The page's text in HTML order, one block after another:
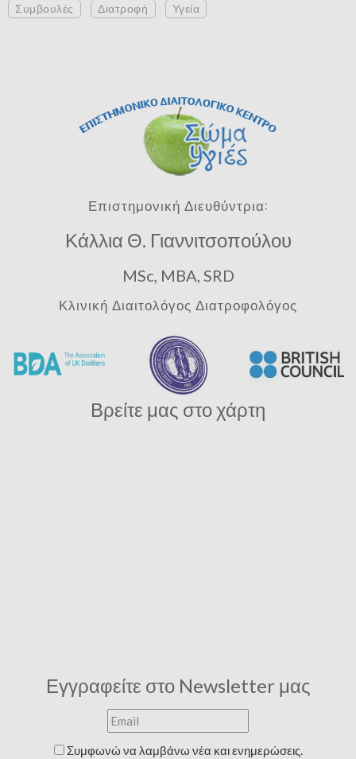
Συμβουλές Διατροφή Υγεία
Επιστημονική Διευθύντρια:
Κάλλια Θ. Γιαννιτσοπούλου
MSc, MBA, SRD
Κλινική Διαιτολόγος Διατροφολόγος
Βρείτε μας στο χάρτη
Εγγραφείτε στο Newsletter μας
Συμφωνώ να λαμβάνω νέα και ενημερώσεις.